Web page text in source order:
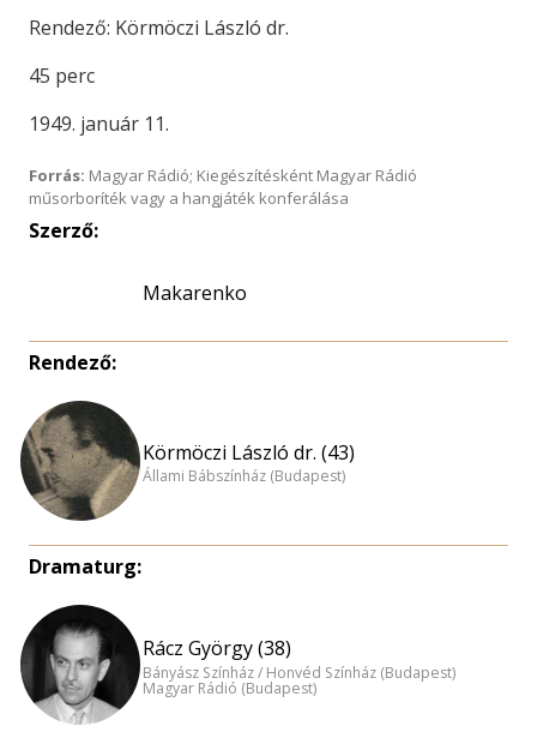
Rendező: Körmöczi László dr.
45 perc
1949. január 11.
Forrás: Magyar Rádió; Kiegészítésként Magyar Rádió
műsorboríték vagy a hangjáték konferálása
Szerző:
Makarenko
Rendező:
Körmöczi László dr. (43)
Állami Bábszínház (Budapest)
Dramaturg:
Rácz György (38)
Bányász Színház / Honvéd Színház (Budapest)
Magyar Rádió (Budapest)